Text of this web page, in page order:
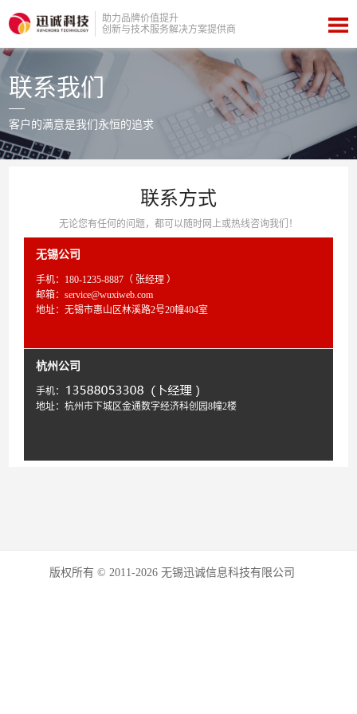
助力品牌价值提升
创新与技术服务解决方案提供商
联系我们
客户的满意是我们永恒的追求
联系方式
无论您有任何的问题，都可以随时网上或热线咨询我们！
无锡公司
手机： 180-1235-8887（ 张经理 ）
邮箱：service@wuxiweb.com
地址：无锡市惠山区林溪路2号20幢404室
杭州公司
手机：
地址：杭州市下城区金通数字经济科创园8幢2楼
版权所有 © 2011-2026 无锡迅诚信息科技有限公司